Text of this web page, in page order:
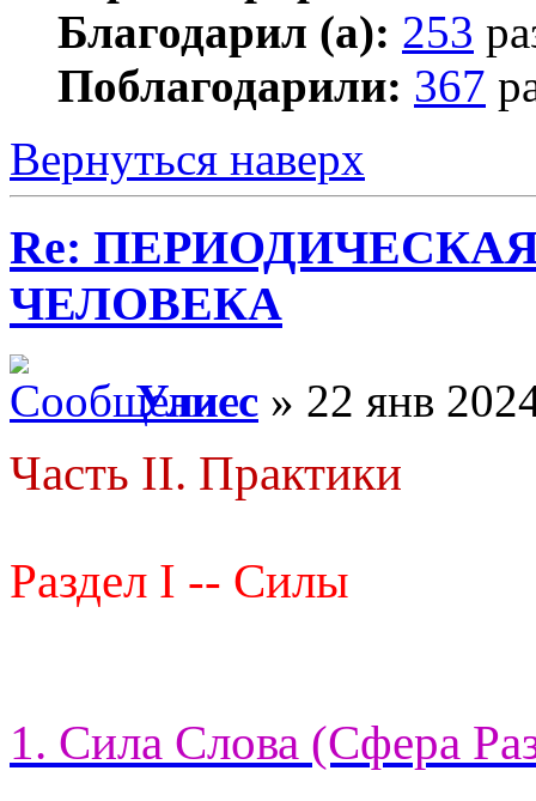
Благодарил (а): 253
Поблагодарили: 367
Вернуться наверх
Re:
ЧЕЛОВЕКА
Улисс » 22 янв
Часть II. Практики
Раздел I -- Силы
1. Сила Слова (Сфера